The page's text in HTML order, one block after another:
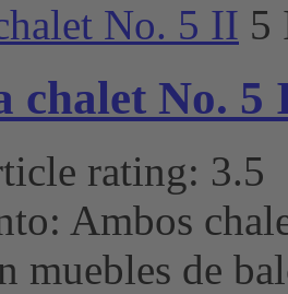
No. 5 II
chalet No. 5
rating: 3.5
Ambos
muebles de